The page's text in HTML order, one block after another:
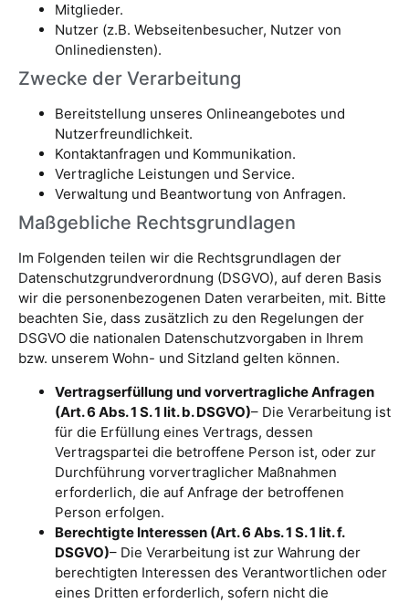
Mitglieder.
Nutzer (z.B. Webseitenbesucher, Nutzer von
Onlinediensten).
Zwecke der Verarbeitung
Bereitstellung unseres Onlineangebotes und
Nutzerfreundlichkeit.
Kontaktanfragen und Kommunikation.
Vertragliche Leistungen und Service.
Verwaltung und Beantwortung von Anfragen.
Maßgebliche Rechtsgrundlagen
Im Folgenden teilen wir die Rechtsgrundlagen der
Datenschutzgrundverordnung (DSGVO), auf deren Basis
wir die personenbezogenen Daten verarbeiten, mit. Bitte
beachten Sie, dass zusätzlich zu den Regelungen der
DSGVO die nationalen Datenschutzvorgaben in Ihrem
bzw. unserem Wohn- und Sitzland gelten können.
Vertragserfüllung und vorvertragliche Anfragen
(Art. 6 Abs. 1 S. 1 lit. b. DSGVO)– Die Verarbeitung ist
für die Erfüllung eines Vertrags, dessen
Vertragspartei die betroffene Person ist, oder zur
Durchführung vorvertraglicher Maßnahmen
erforderlich, die auf Anfrage der betroffenen
Person erfolgen.
Berechtigte Interessen (Art. 6 Abs. 1 S. 1 lit. f.
DSGVO)– Die Verarbeitung ist zur Wahrung der
berechtigten Interessen des Verantwortlichen oder
eines Dritten erforderlich, sofern nicht die